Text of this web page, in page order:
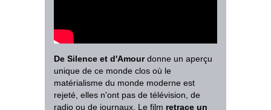
De Silence et d'Amourdonne un aperçu
unique de ce monde clos où le
matérialisme du monde moderne est
rejeté, elles n'ont pas de télévision, de
radio ou de journaux. Le film retrace un